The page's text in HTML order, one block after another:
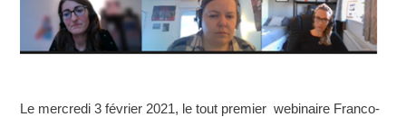
Le mercredi 3 février 2021, le tout premier webinaire Franco-